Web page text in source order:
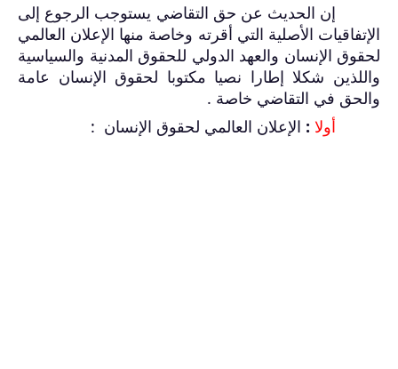
إن الحديث عن حق التقاضي يستوجب الرجوع إلى
الإتفاقيات الأصلية التي أقرته وخاصة منها الإعلان العالمي
لحقوق الإنسان والعهد الدولي للحقوق المدنية والسياسية
واللذين شكلا إطارا نصيا مكتوبا لحقوق الإنسان عامة
والحق في التقاضي خاصة .
أولا : الإعلان العالمي لحقوق الإنسان :